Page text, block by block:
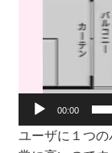
00:00
ユーザに１つ